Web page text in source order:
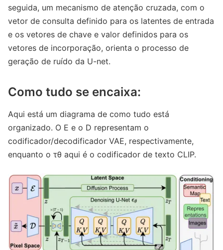
seguida, um mecanismo de atenção cruzada, com o
vetor de consulta definido para os latentes de entrada
e os vetores de chave e valor definidos para os
vetores de incorporação, orienta o processo de
geração de ruído da U-net.
Como tudo se encaixa:
Aqui está um diagrama de como tudo está
organizado. O E e o D representam o
codificador/decodificador VAE, respectivamente,
enquanto o τθ aqui é o codificador de texto CLIP.